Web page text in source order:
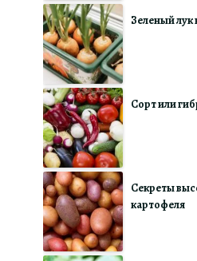
Зеленый
Сорт или
Секреты
картофеля